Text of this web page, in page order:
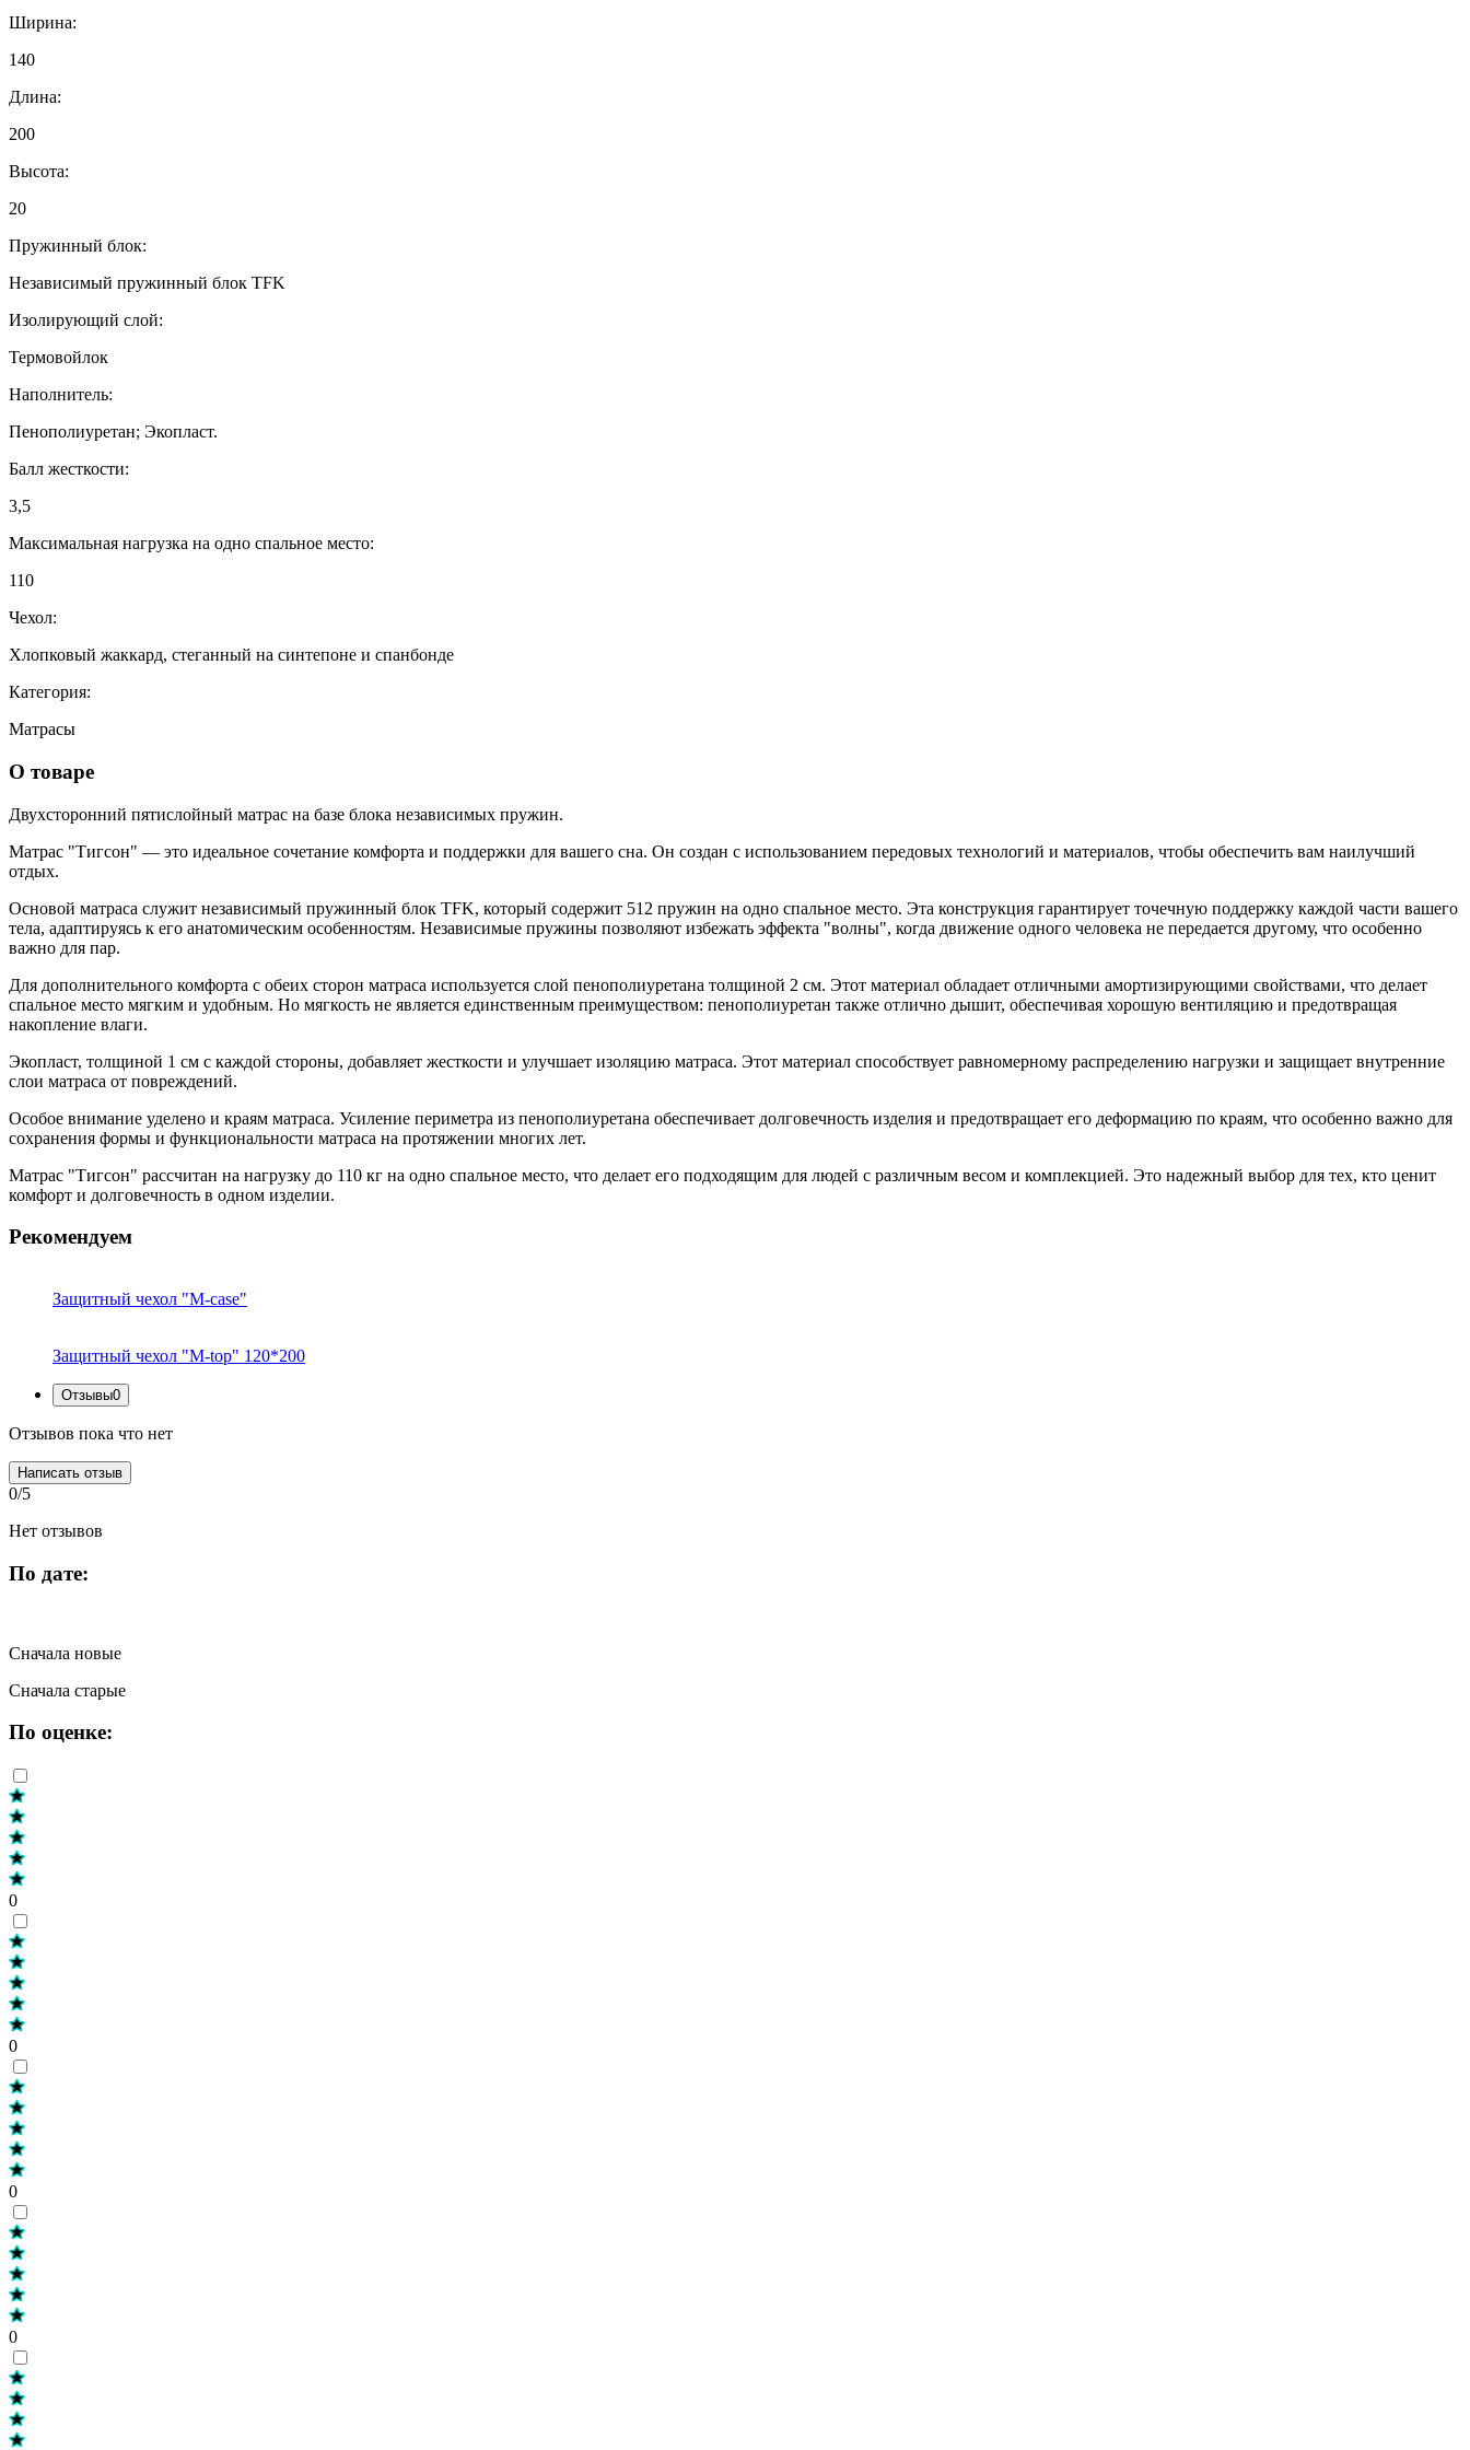
Ширина:
140
Длина:
200
Высота:
20
Пружинный блок:
Независимый пружинный блок TFK
Изолирующий слой:
Термовойлок
Наполнитель:
Пенополиуретан; Экопласт.
Балл жесткости:
3,5
Максимальная нагрузка на одно спальное место:
110
Чехол:
Хлопковый жаккард, стеганный на синтепоне и спанбонде
Категория:
Матрасы
О товаре
Двухсторонний пятислойный матрас на базе блока независимых пружин.
Матрас "Тигсон" — это идеальное сочетание комфорта и поддержки для вашего сна. Он создан с использованием передовых технологий и материалов, чтобы обеспечить вам наилучший
отдых.
Основой матраса служит независимый пружинный блок TFK, который содержит 512 пружин на одно спальное место. Эта конструкция гарантирует точечную поддержку каждой части вашего
тела, адаптируясь к его анатомическим особенностям. Независимые пружины позволяют избежать эффекта "волны", когда движение одного человека не передается другому, что особенно
важно для пар.
Для дополнительного комфорта с обеих сторон матраса используется слой пенополиуретана толщиной 2 см. Этот материал обладает отличными амортизирующими свойствами, что делает
спальное место мягким и удобным. Но мягкость не является единственным преимуществом: пенополиуретан также отлично дышит, обеспечивая хорошую вентиляцию и предотвращая
накопление влаги.
Экопласт, толщиной 1 см с каждой стороны, добавляет жесткости и улучшает изоляцию матраса. Этот материал способствует равномерному распределению нагрузки и защищает внутренние
слои матраса от повреждений.
Особое внимание уделено и краям матраса. Усиление периметра из пенополиуретана обеспечивает долговечность изделия и предотвращает его деформацию по краям, что особенно важно для
сохранения формы и функциональности матраса на протяжении многих лет.
Матрас "Тигсон" рассчитан на нагрузку до 110 кг на одно спальное место, что делает его подходящим для людей с различным весом и комплекцией. Это надежный выбор для тех, кто ценит
комфорт и долговечность в одном изделии.
Рекомендуем
Защитный чехол "M-case"
Защитный чехол "M-top" 120*200
Отзывы0
Отзывов пока что нет
Написать отзыв
0/5
Нет отзывов
По дате:
Сначала новые
Сначала старые
По оценке:
0
0
0
0